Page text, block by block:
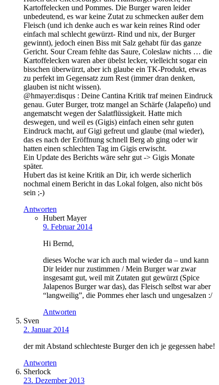
Kartoffelecken und Pommes. Die Burger waren leider
unbedeutend, es war keine Zutat zu schmecken außer dem
Fleisch (und ich denke auch es war kein reines Rind oder
einfach mal schlecht gewürzt- Rind und nix, der Burger
gewinnt), jedoch einen Biss mit Salz gehabt für das ganze
Gericht. Sour Cream fehlte das Saure, Coleslaw nichts … die
Kartoffelecken waren aber übelst lecker, vielleicht sogar ein
bisschen überwürzt, aber ich glaube ein TK-Produkt, etwas
zu perfekt im Gegensatz zum Rest (immer dran denken,
glauben ist nicht wissen).
@hmayer:disqus : Deine Cantina Kritik traf meinen Eindruck
genau. Guter Burger, trotz mangel an Schärfe (Jalapeño) und
angematscht wegen der Salatflüssigkeit. Hatte mich
deswegen, und weil es (Gigis) einfach einen sehr guten
Eindruck macht, auf Gigi gefreut und glaube (mal wieder),
das es nach der Eröffnung schnell Berg ab ging oder wir
hatten einen schlechten Tag im Gigis erwischt.
Ein Update des Berichts wäre sehr gut -> Gigis Monate
später.
Hubert das ist keine Kritik an Dir, ich werde sicherlich
nochmal einem Bericht in das Lokal folgen, also nicht bös
sein ;-)
Antworten
Hubert Mayer
9. Februar 2014
Hi Bernd,
dieses Woche war ich auch mal wieder da – und kann
Dir leider nur zustimmen / Mein Burger war zwar
insgesamt gut, weil mit Zutaten gut gewürzt (Spice
Jalapenos Burger war das), das Fleisch selbst war aber
“langweilig”, die Pommes eher lasch und ungesalzen :/
Antworten
Sven
2. Januar 2014
der mit Abstand schlechteste Burger den ich je gegessen habe!
Antworten
Sherlock
23. Dezember 2013